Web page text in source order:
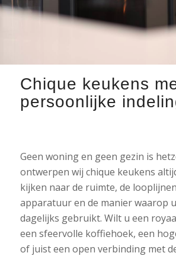
Chique keukens
persoonlijke
Geen woning en geen gezin is
ontwerpen wij chique keukens
kijken naar de ruimte, de
apparatuur en de manier waarop
dagelijks gebruikt. Wilt u een
een sfeervolle koffiehoek, een
of juist een open verbinding met